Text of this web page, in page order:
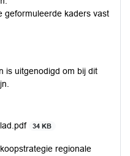
geformuleerde kaders vast
is uitgenodigd om bij dit
34 KB
regionale